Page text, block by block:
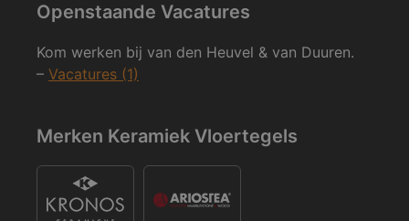
Openstaande Vacatures
Kom werken bij van den Heuvel & van Duuren.
– Vacatures (1)
Merken Keramiek Vloertegels